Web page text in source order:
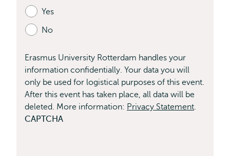
Bevat
verplichte
velden
Yes
No
Erasmus University Rotterdam handles your
information confidentially. Your data you will
only be used for logistical purposes of this event.
After this event has taken place, all data will be
deleted. More information: Privacy Statement.
CAPTCHA